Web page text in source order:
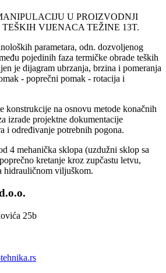
U PROIZVODNJI
VIJENACA TEŽINE 13T.
parametara, odn. dozvoljenog
pojedinih faza termičke obrade teških
je dijagram ubrzanja, brzina i pomeranja
- poprečni pomak - rotacija i
konstrukcije na osnovu metode konačnih
izrade projektne dokumentacije
i određivanje potrebnih pogona.
4 mehanička sklopa (uzdužni sklop sa
kretanje kroz zupčastu letvu,
hidrauličnom viljuškom.
25b